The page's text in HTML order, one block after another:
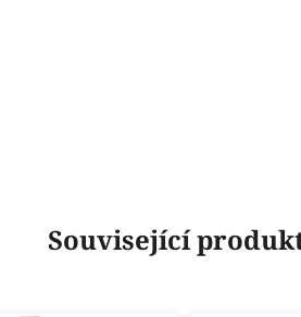
Související